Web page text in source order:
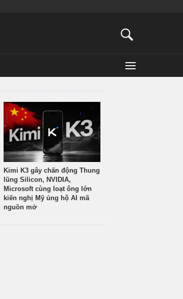
Kimi K3 gây chấn động Thung
lũng Silicon, NVIDIA,
Microsoft cùng loạt ông lớn
kiến nghị Mỹ ủng hộ AI mã
nguồn mở